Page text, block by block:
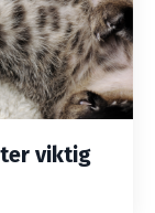
viktig